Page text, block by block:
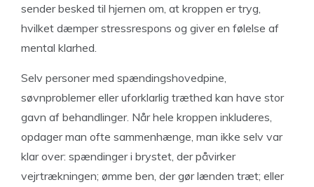
sender besked til hjernen om, at kroppen er tryg,
hvilket dæmper stressrespons og giver en følelse af
mental klarhed.
Selv personer med spændingshovedpine,
søvnproblemer eller uforklarlig træthed kan have stor
gavn af behandlinger. Når hele kroppen inkluderes,
opdager man ofte sammenhænge, man ikke selv var
klar over: spændinger i brystet, der påvirker
vejrtrækningen; ømme ben, der gør lænden træt; eller